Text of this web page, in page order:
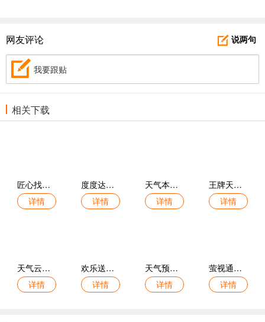
说两句
网友评论
我要跟贴
相关下载
匠心找房手机版
详情
度度达最新版
详情
天气本地预警免费版
详情
王牌天气手机版
详情
天气云图实时报最新版
详情
欢乐送外卖最新版
详情
天气预报手机报官方版
详情
萤视通官方版
详情